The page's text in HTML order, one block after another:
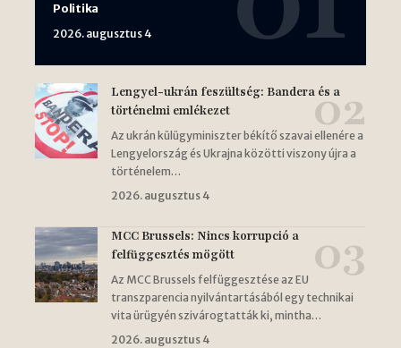
Politika
2026. augusztus 4
Lengyel-ukrán feszültség: Bandera és a
történelmi emlékezet
Az ukrán külügyminiszter békítő szavai ellenére a
Lengyelország és Ukrajna közötti viszony újra a
történelem…
2026. augusztus 4
MCC Brussels: Nincs korrupció a
felfüggesztés mögött
Az MCC Brussels felfüggesztése az EU
transzparencia nyilvántartásából egy technikai
vita ürügyén szivárogtatták ki, mintha…
2026. augusztus 4